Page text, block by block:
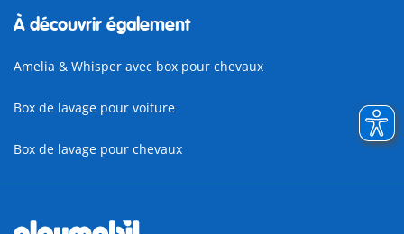
À découvrir également
Amelia & Whisper avec box pour chevaux
Box de lavage pour voiture
Box de lavage pour chevaux